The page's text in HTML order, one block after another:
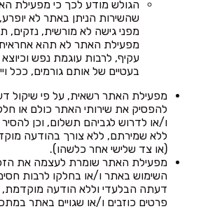
הגולש מודע לכך כי מפעילת
שהשירות הניתן באתר לא יופרע,
מפני גישה לא מורשית, נזקים,
מפעילת האתר לא תהא אחראית
עקיף, לרבות עוגמת נפש
בעטיים של אותם גורמים, ככל
מפעילת האתר רשאית, על פי שיקול
להפסיק את שירותי האתר כולם או
ו/או לדרוש לגביהם תשלום, וכן
ללא שמירתם, ללא צורך בהודעה
(או צד שלישי אחר כלשהו).
מפעילת האתר שומרת לעצמה את
דעתה הבלעדי וללא הודעה מוקדמת,
פרטים כוזבים ו/או שגויים באתר